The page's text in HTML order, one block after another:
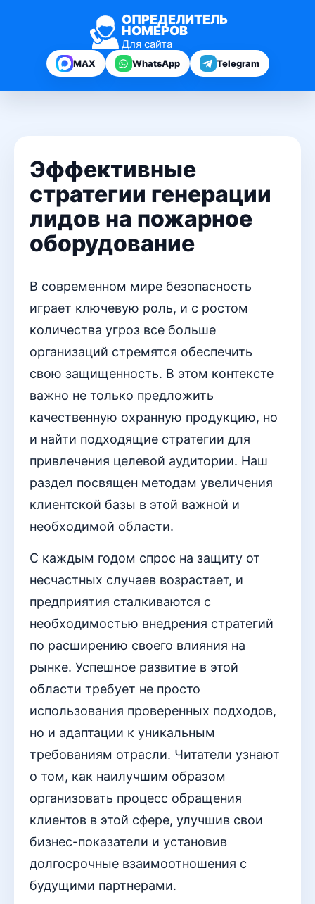
ОПРЕДЕЛИТЕЛЬ
НОМЕРОВ
Для сайта
MAX WhatsApp Telegram
Эффективные
стратегии генерации
лидов на пожарное
оборудование
В современном мире безопасность
играет ключевую роль, и с ростом
количества угроз все больше
организаций стремятся обеспечить
свою защищенность. В этом контексте
важно не только предложить
качественную охранную продукцию, но
и найти подходящие стратегии для
привлечения целевой аудитории. Наш
раздел посвящен методам увеличения
клиентской базы в этой важной и
необходимой области.
С каждым годом спрос на защиту от
несчастных случаев возрастает, и
предприятия сталкиваются с
необходимостью внедрения стратегий
по расширению своего влияния на
рынке. Успешное развитие в этой
области требует не просто
использования проверенных подходов,
но и адаптации к уникальным
требованиям отрасли. Читатели узнают
о том, как наилучшим образом
организовать процесс обращения
клиентов в этой сфере, улучшив свои
бизнес-показатели и установив
долгосрочные взаимоотношения с
будущими партнерами.